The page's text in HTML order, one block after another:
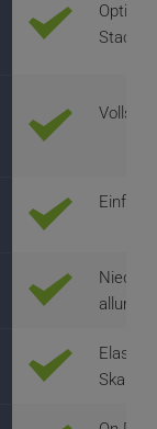
Stack-